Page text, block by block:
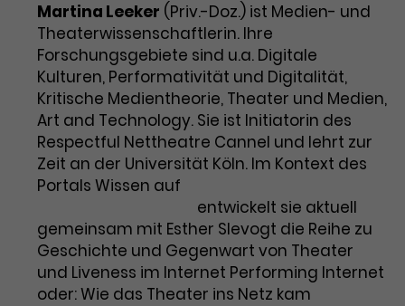
Martina Leeker (Priv.-Doz.) ist Medien- und
Theaterwissenschaftlerin. Ihre
Forschungsgebiete sind u.a. Digitale
Kulturen, Performativität und Digitalität,
Kritische Medientheorie, Theater und Medien,
Art and Technology. Sie ist Initiatorin des
Respectful Nettheatre Cannel und lehrt zur
Zeit an der Universität Köln. Im Kontext des
Portals Wissen auf
entwickelt sie aktuell
gemeinsam mit Esther Slevogt die Reihe zu
Geschichte und Gegenwart von Theater
und Liveness im Internet Performing Internet
oder: Wie das Theater ins Netz kam